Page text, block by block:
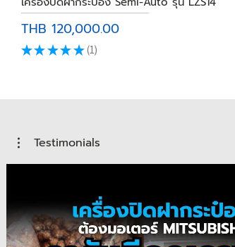
Testimonials
Price
THB 120,000.00
★ ★ ★ ★ ★ 1
1